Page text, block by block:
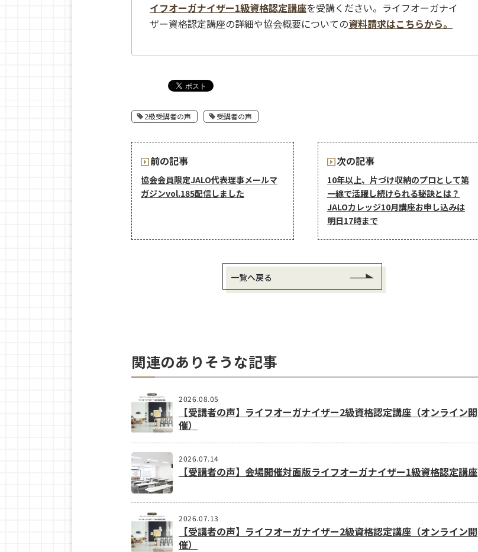
イフオーガナイザー1級資格認定講座を受講ください。ライフオーガナイ
ザー資格認定講座の詳細や協会概要についての資料請求はこちらから。
2級受講者の声 受講者の声
前の記事
協会会員限定JALO代表理事メールマ
ガジンvol.185配信しました
次の記事
10年以上、片づけ収納のプロとして第
一線で活躍し続けられる秘訣とは？
JALOカレッジ10月講座お申し込みは
明日17時まで
一覧へ戻る
関連のありそうな記事
2026.08.05
【受講者の声】ライフオーガナイザー2級資格認定講座（オンライン開
催）
2026.07.14
【受講者の声】会場開催対面版ライフオーガナイザー1級資格認定講座
2026.07.13
【受講者の声】ライフオーガナイザー2級資格認定講座（オンライン開
催）